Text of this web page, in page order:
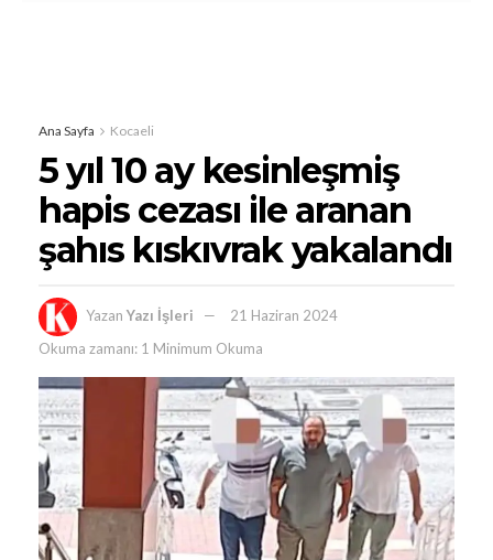
Ana Sayfa Kocaeli
5 yıl 10 ay kesinleşmiş
hapis cezası ile aranan
şahıs kıskıvrak yakalandı
Yazan Yazı İşleri
21 Haziran 2024
Okuma zamanı: 1 Minimum Okuma